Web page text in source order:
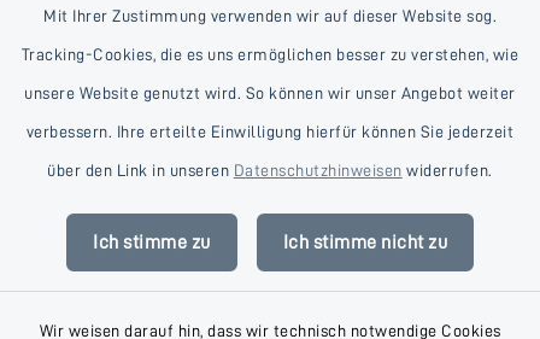
Mit Ihrer Zustimmung verwenden wir auf dieser Website sog.
Tracking-Cookies, die es uns ermöglichen besser zu verstehen, wie
unsere Website genutzt wird. So können wir unser Angebot weiter
verbessern. Ihre erteilte Einwilligung hierfür können Sie jederzeit
über den Link in unseren Datenschutzhinweisen widerrufen.
Ich stimme zu Ich stimme nicht zu
Wir weisen darauf hin, dass wir technisch notwendige Cookies
Kontakt
Datenschutz
Impressum